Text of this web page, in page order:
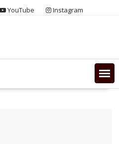
YouTube Instagram